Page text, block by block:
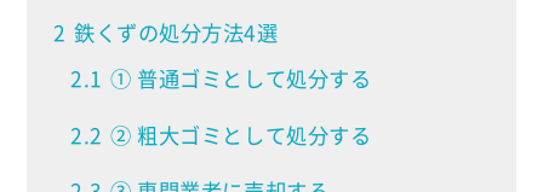
2 鉄くずの処分方法4選
2.1 ① 普通ゴミとして処分する
2.2 ② 粗大ゴミとして処分する